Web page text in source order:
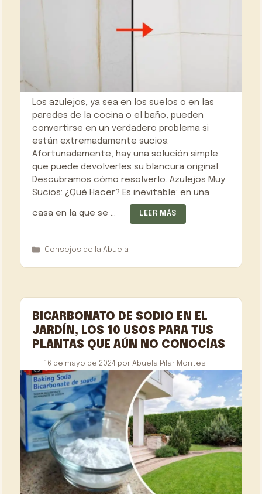
Los azulejos, ya sea en los suelos o en las
paredes de la cocina o el baño, pueden
convertirse en un verdadero problema si
están extremadamente sucios.
Afortunadamente, hay una solución simple
que puede devolverles su blancura original.
Descubramos cómo resolverlo. Azulejos Muy
Sucios: ¿Qué Hacer? Es inevitable: en una
casa en la que se … LEER MÁS
Categorías
Consejos de la Abuela
BICARBONATO DE SODIO EN EL
JARDÍN, LOS 10 USOS PARA TUS
PLANTAS QUE AÚN NO CONOCÍAS
16 de mayo de 2024 por Abuela Pilar Montes